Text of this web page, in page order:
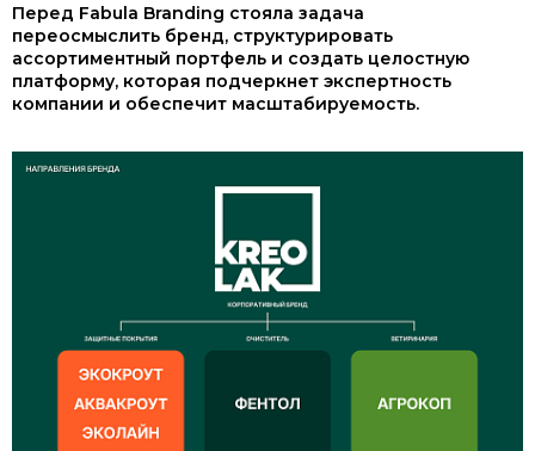
Перед Fabula Branding стояла задача
переосмыслить бренд, структурировать
ассортиментный портфель и создать целостную
платформу, которая подчеркнет экспертность
компании и обеспечит масштабируемость.